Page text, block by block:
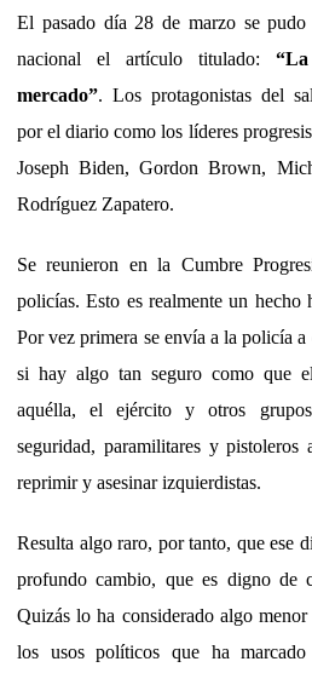
El pasado día 28 de marzo se
nacional el artículo titulado:
mercado”. Los protagonistas del
por el diario como los líderes
Joseph Biden, Gordon Brown,
Rodríguez Zapatero.
Se reunieron en la Cumbre
policías. Esto es realmente un hecho
Por vez primera se envía a la policía
si hay algo tan seguro como que
aquélla, el ejército y otros
seguridad, paramilitares y pistoleros
reprimir y asesinar izquierdistas.
Resulta algo raro, por tanto, que ese
profundo cambio, que es digno de
Quizás lo ha considerado algo
los usos políticos que ha